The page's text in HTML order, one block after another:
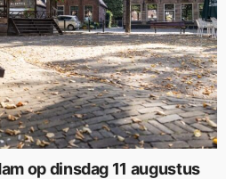
op dinsdag 11 augustus